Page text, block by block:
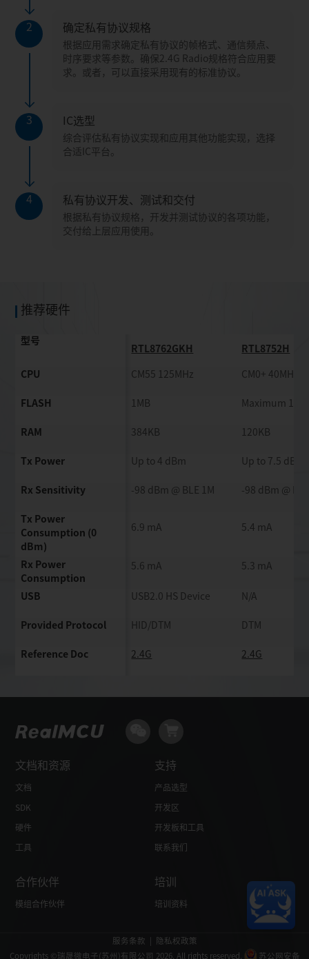
2 确定私有协议规格
根据应用需求确定私有协议的帧格式、通信频点、
时序要求等参数。确保2.4G Radio规格符合应用要
求。或者，可以直接采用现有的标准协议。
3 IC选型
综合评估私有协议实现和应用其他功能实现，选择
合适IC平台。
4 私有协议开发、测试和交付
根据私有协议规格，开发并测试协议的各项功能，
交付给上层应用使用。
推荐硬件
型号
RTL8762GKH
RTL8752H
CPU CM55 125MHz CM0+ 40MHz
FLASH 1MB Maximum 1MB
RAM 384KB 120KB
Tx Power Up to 4 dBm Up to 7.5 dBm
Rx Sensitivity -98 dBm @ BLE 1M -98 dBm @
Tx Power
Consumption (0
dBm)
6.9 mA 5.4 mA
Rx Power
Consumption
5.6 mA 5.3 mA
USB USB2.0 HS Device N/A
Provided Protocol HID/DTM DTM
Reference Doc 2.4G 2.4G
文档和资源
文档
SDK
硬件
工具
支持
产品选型
开发区
开发板和工具
联系我们
合作伙伴
模组合作伙伴
培训
培训资料
服务条款
隐私权政策
Copyrights ©瑞晟微电子(苏州)有限公司 2026. All rights reserved.
苏公网安备